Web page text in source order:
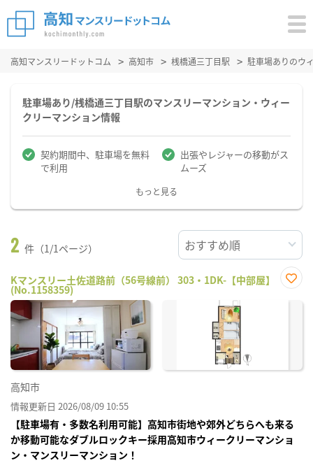
高知マンスリードットコム 高知市 桟橋通三丁目駅 駐車場ありのウ
駐車場あり/桟橋通三丁目駅のマンスリーマンション・ウィー
クリーマンション情報
契約期間中、駐車場を無料
で利用
出張やレジャーの移動がス
ムーズ
もっと見る
2 件（1/1ページ）
Kマンスリー土佐道路前（56号線前） 303・1DK-【中部屋】
(No.1158359)
に入
高知市
情報更新日 2026/08/09 10:55
【駐車場有・多数名利用可能】高知市街地や郊外どちらへも来る
か移動可能なダブルロックキー採用高知市ウィークリーマンショ
ン・マンスリーマンション！